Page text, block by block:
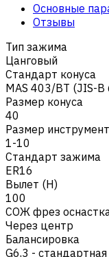
Основные
Отзывы
Тип зажима
Цанговый
Стандарт конуса
MAS 403/BT (JIS-B
Размер конуса
40
Размер
1-10
Стандарт зажима
ER16
Вылет (H)
100
СОЖ фрез
Через центр
Балансировка
G6,3 - стандартная